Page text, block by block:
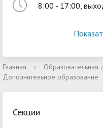
8:00 - 17:00,
Главная › Образовательная
Дополнительное образование
Секции